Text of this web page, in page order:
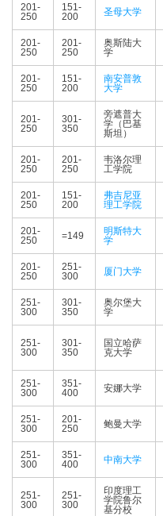
201-
250
151-
200
圣母大学
201-
250
201-
250
奥斯陆大
学
201-
250
151-
200
南安普敦
大学
201-
250
301-
350
旁遮普大
学（巴基
斯坦）
201-
250
201-
250
韦洛尔理
工学院
201-
250
151-
200
弗吉尼亚
理工学院
201-
250
=149
明斯特大
学
201-
250
251-
300
厦门大学
251-
300
301-
350
奥尔堡大
学
251-
300
301-
350
国立哈萨
克大学
251-
300
351-
400
安娜大学
251-
300
201-
250
鲍曼大学
251-
300
351-
400
中南大学
251-
300
251-
300
印度理工
学院鲁尔
基分校